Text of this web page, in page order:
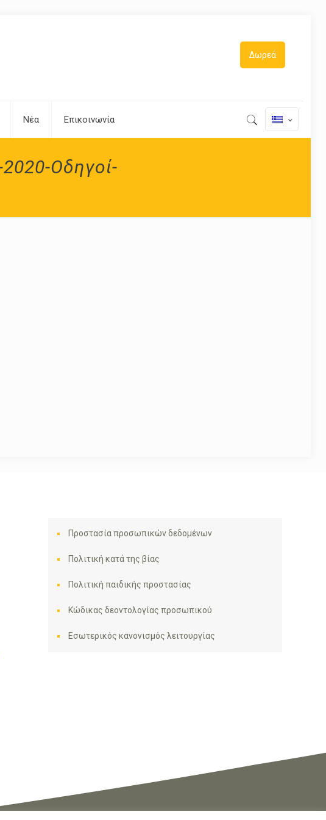
Νέα Επικοινωνία
Δωρεά
Οδηγοί-
Προστασία προσωπικών δεδομένων
Πολιτική κατά της βίας
Πολιτική παιδικής προστασίας
Κώδικας δεοντολογίας προσωπικού
Εσωτερικός κανονισμός λειτουργίας